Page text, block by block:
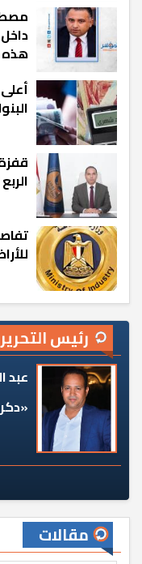
هذه
رئيس التحرير
عبد
مقالات